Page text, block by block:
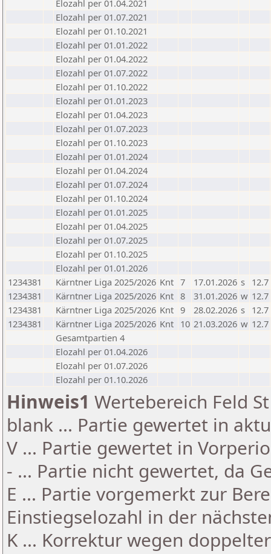
Elozahl per 01.04.2021
Elozahl per 01.07.2021
Elozahl per 01.10.2021
Elozahl per 01.01.2022
Elozahl per 01.04.2022
Elozahl per 01.07.2022
Elozahl per 01.10.2022
Elozahl per 01.01.2023
Elozahl per 01.04.2023
Elozahl per 01.07.2023
Elozahl per 01.10.2023
Elozahl per 01.01.2024
Elozahl per 01.04.2024
Elozahl per 01.07.2024
Elozahl per 01.10.2024
Elozahl per 01.01.2025
Elozahl per 01.04.2025
Elozahl per 01.07.2025
Elozahl per 01.10.2025
Elozahl per 01.01.2026
1234381
Kärntner Liga 2025/2026 Knt 7 17.01.2026 s 12.7
1234381
Kärntner Liga 2025/2026 Knt 8 31.01.2026 w 12.7
1234381
Kärntner Liga 2025/2026 Knt 9 28.02.2026 s 12.7
1234381
Kärntner Liga 2025/2026 Knt 10 21.03.2026 w 12.7
Gesamtpartien 4
Elozahl per 01.04.2026
Elozahl per 01.07.2026
Elozahl per 01.10.2026
Hinweis1 Wertebereich Feld
blank ... Partie gewertet in
V ... Partie gewertet in
- ... Partie nicht gewertet, da
E ... Partie vorgemerkt zur
Einstiegselozahl in der
K ... Korrektur wegen